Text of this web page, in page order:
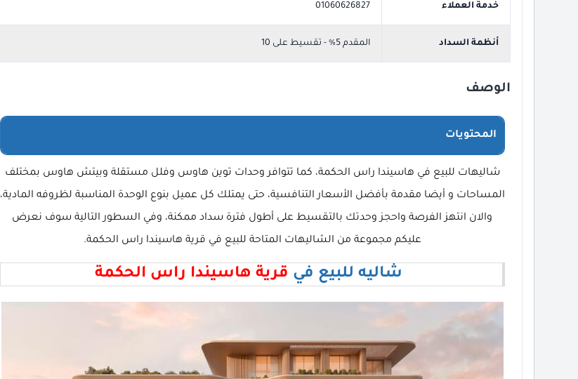
خدمة العملاء 01060626827
أنظمة السداد المقدم 5% - تقسيط على 10
الوصف
المحتويات
شاليهات للبيع في هاسيندا راس الحكمة، كما تتوافر وحدات توين هاوس وفلل مستقلة وبيتش هاوس بمختلف
المساحات و أيضا مقدمة بأفضل الأسعار التنافسية، حتى يمتلك كل عميل بنوع الوحدة المناسبة لظروفه المادية،
والان انتهز الفرصة واحجز وحدتك بالتقسيط على أطول فترة سداد ممكنة، وفي السطور التالية سوف نعرض
عليكم مجموعة من الشاليهات المتاحة للبيع في قرية هاسيندا راس الحكمة.
شاليه للبيع في قرية هاسيندا راس الحكمة